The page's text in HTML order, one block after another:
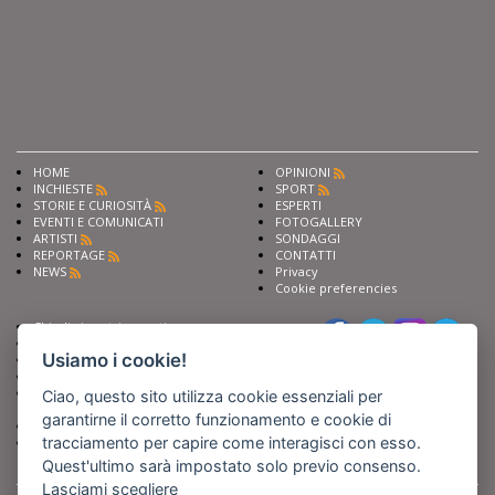
HOME
INCHIESTE
STORIE E CURIOSITÀ
EVENTI E COMUNICATI
ARTISTI
REPORTAGE
NEWS
OPINIONI
SPORT
ESPERTI
FOTOGALLERY
SONDAGGI
CONTATTI
Privacy
Cookie preferencies
Chiedi ai nostri esperti
Fai pubblicità con noi
Iscriviti al nostro corso di
giornalismo
Compra i nostri libri
Entra in Barinedita Map
Usiamo i cookie!
Ciao, questo sito utilizza cookie essenziali per
garantirne il corretto funzionamento e cookie di
tracciamento per capire come interagisci con esso.
Quest'ultimo sarà impostato solo previo consenso.
Lasciami scegliere